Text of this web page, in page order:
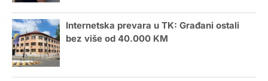
Internetska prevara u TK: Građani ostali
bez više od 40.000 KM